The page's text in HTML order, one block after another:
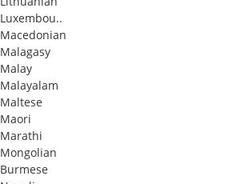
Luxembou..
Macedonian
Malagasy
Malay
Malayalam
Maltese
Maori
Marathi
Mongolian
Burmese